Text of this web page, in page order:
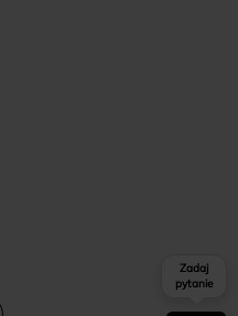
Zadaj
pytanie